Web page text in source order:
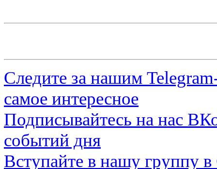
Следите за нашим
самое интересное
Подписывайтесь на нас
событий дня
Вступайте в нашу группу в